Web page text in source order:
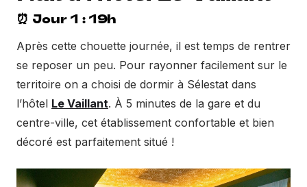
⏰ Jour 1 : 19h
Après cette chouette journée, il est temps de rentrer
se reposer un peu. Pour rayonner facilement sur le
territoire on a choisi de dormir à Sélestat dans
l’hôtel Le Vaillant. À 5 minutes de la gare et du
centre-ville, cet établissement confortable et bien
décoré est parfaitement situé !